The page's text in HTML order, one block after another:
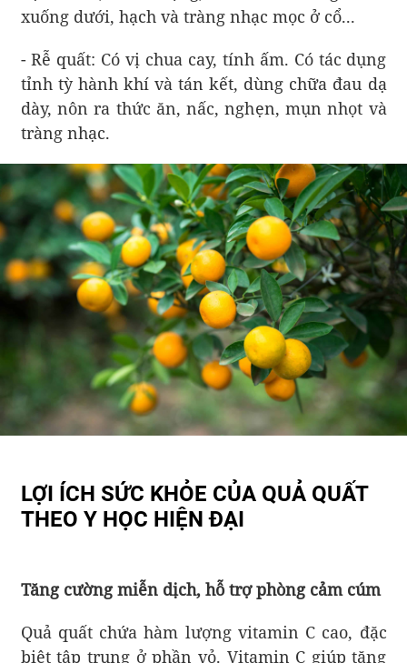
xuống dưới, hạch và tràng nhạc mọc ở cổ...
- Rễ quất: Có vị chua cay, tính ấm. Có tác dụng
tỉnh tỳ hành khí và tán kết, dùng chữa đau dạ
dày, nôn ra thức ăn, nấc, nghẹn, mụn nhọt và
tràng nhạc.
LỢI ÍCH SỨC KHỎE CỦA QUẢ QUẤT
THEO Y HỌC HIỆN ĐẠI
Tăng cường miễn dịch, hỗ trợ phòng cảm cúm
Quả quất chứa hàm lượng vitamin C cao, đặc
biệt tập trung ở phần vỏ. Vitamin C giúp tăng